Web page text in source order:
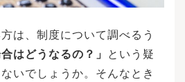
は、制度について調べるう
はどうなるの？」
という疑
いでしょうか。そんなとき